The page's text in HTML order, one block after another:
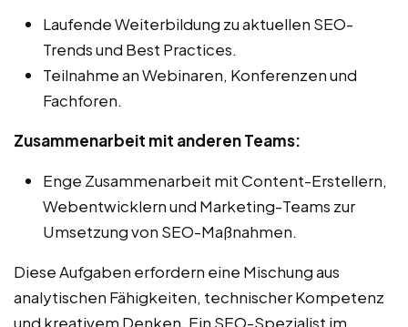
Laufende Weiterbildung zu aktuellen SEO-
Trends und Best Practices.
Teilnahme an Webinaren, Konferenzen und
Fachforen.
Zusammenarbeit mit anderen Teams:
Enge Zusammenarbeit mit Content-Erstellern,
Webentwicklern und Marketing-Teams zur
Umsetzung von SEO-Maßnahmen.
Diese Aufgaben erfordern eine Mischung aus
analytischen Fähigkeiten, technischer Kompetenz
und kreativem Denken. Ein SEO-Spezialist im